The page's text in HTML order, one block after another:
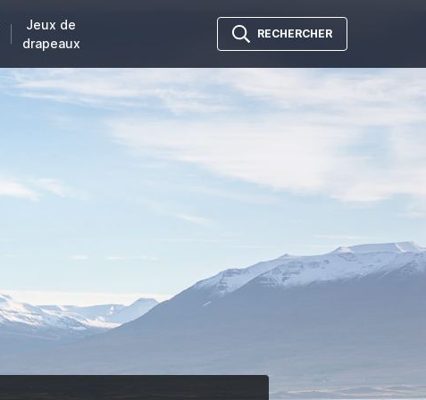
Jeux de
drapeaux
RECHERCHER